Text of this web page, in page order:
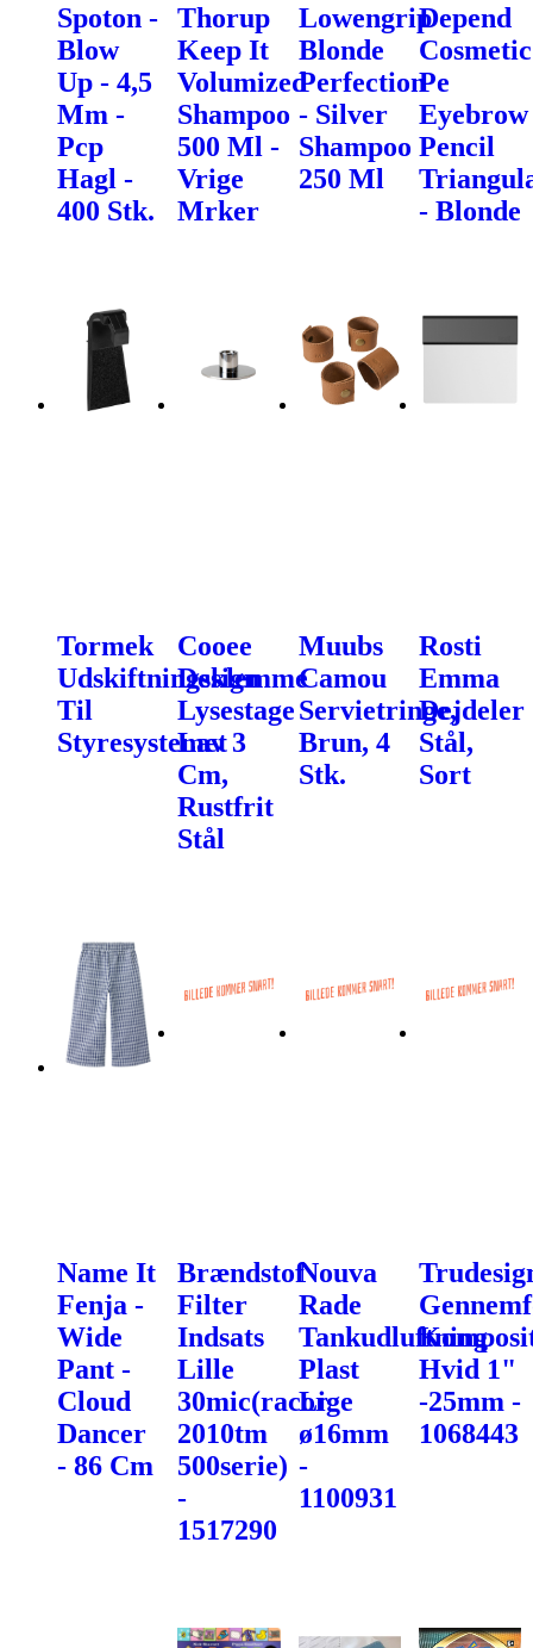
Spoton -
Blow
Up - 4,5
Mm -
Pcp
Hagl -
400 Stk.
Thorup
Keep It
Volumized
Shampoo
500 Ml -
Vrige
Mrker
Lowengrip
Blonde
Perfection
- Silver
Shampoo
250 Ml
Depend
Cosmetic
Pe
Eyebrow
Pencil
- Blonde
Tormek
Udskiftningsklemme
Til
Styresystemet
Cooee
Design
Lysestage
Lav 3
Cm,
Rustfrit
Stål
Muubs
Camou
Servietringe,
Brun, 4
Stk.
Rosti
Emma
Dejdeler
Stål,
Sort
Name It
Fenja -
Wide
Pant -
Cloud
Dancer
- 86 Cm
Brændstof
Filter
Indsats
Lille
30mic(racor
2010tm
500serie)
-
1517290
Nouva
Rade
Tankudluftning
Plast
Lige
ø16mm
-
1100931
Hvid 1"
-25mm -
1068443